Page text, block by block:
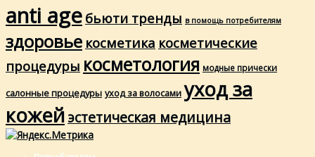
anti age бьюти тренды в помощь потребителям
здоровье косметика косметические
процедуры косметология модные прически
салонные процедуры уход за волосами уход за
кожейэстетическая медицина